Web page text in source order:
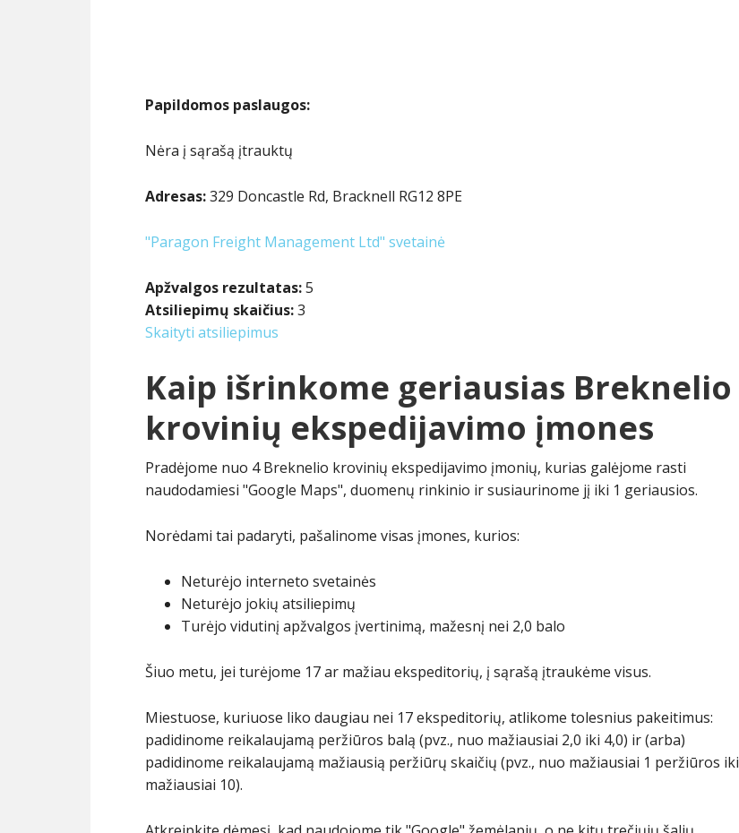
Papildomos paslaugos:
Nėra į sąrašą įtrauktų
Adresas:329 Doncastle Rd, Bracknell RG12 8PE
"Paragon Freight Management Ltd" svetainė
Apžvalgos rezultatas:5
Atsiliepimų skaičius:3
Skaityti atsiliepimus
Kaip išrinkome geriausias Breknelio
krovinių ekspedijavimo įmones
Pradėjome nuo 4 Breknelio krovinių ekspedijavimo įmonių, kurias galėjome rasti
naudodamiesi "Google Maps", duomenų rinkinio ir susiaurinome jį iki 1 geriausios.
Norėdami tai padaryti, pašalinome visas įmones, kurios:
Neturėjo interneto svetainės
Neturėjo jokių atsiliepimų
Turėjo vidutinį apžvalgos įvertinimą, mažesnį nei 2,0 balo
Šiuo metu, jei turėjome 17 ar mažiau ekspeditorių, į sąrašą įtraukėme visus.
Miestuose, kuriuose liko daugiau nei 17 ekspeditorių, atlikome tolesnius pakeitimus:
padidinome reikalaujamą peržiūros balą (pvz., nuo mažiausiai 2,0 iki 4,0) ir (arba)
padidinome reikalaujamą mažiausią peržiūrų skaičių (pvz., nuo mažiausiai 1 peržiūros iki
mažiausiai 10).